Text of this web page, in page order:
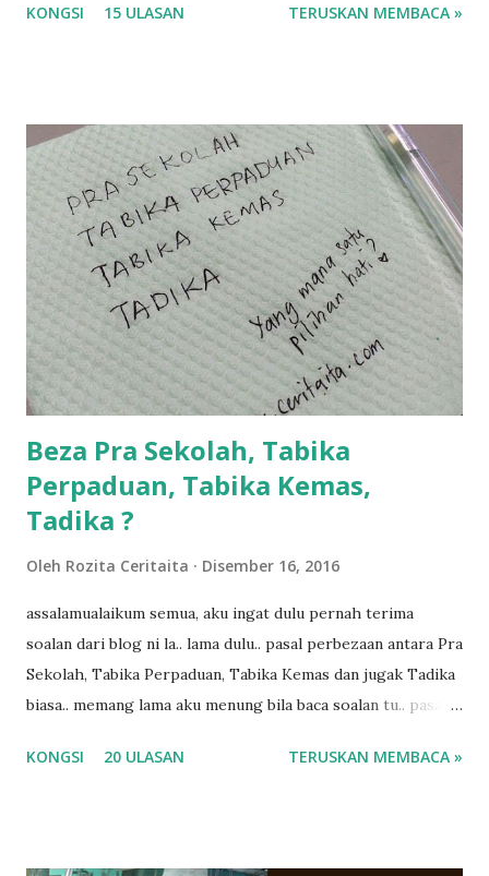
tau? yang sebut tu anak aku....diulangi ANAK AKU ....adoiiii
balik keja aku ajak la shah singgah Giant beli barang
sikit...dalam perjalanan dari dalam kereta tu biasalah kan
kami memang akan pimpin anak-anak jalan sampai masuk
dalam... dan kebiasanya bagi anak 4 macam kami ni bahagi-
bahagi lah siapa nak pimpin siapa... dan biasanya aku akan
dukung adik hadi sambil pimpin kakak husna... yang abg
ngah dengan abg long terserah pada shah la pulak.. tapi
kalau ikut anak-anak semua nak ummi pimpin... ajer rebeh
ba...
KONGSI 15 ULASAN TERUSKAN MEMBACA »
Beza Pra Sekolah, Tabika
Perpaduan, Tabika Kemas,
Tadika ?
Oleh Rozita Ceritaita Disember 16, 2016
assalamualaikum semua, aku ingat dulu pernah terima
soalan dari blog ni la.. lama dulu.. pasal perbezaan antara Pra
Sekolah, Tabika Perpaduan, Tabika Kemas dan jugak Tadika
biasa.. memang lama aku menung bila baca soalan tu.. pasal
ko.. masa tu aku baru je ada anak sorang dan aku hentam je
KONGSI 20 ULASAN TERUSKAN MEMBACA »